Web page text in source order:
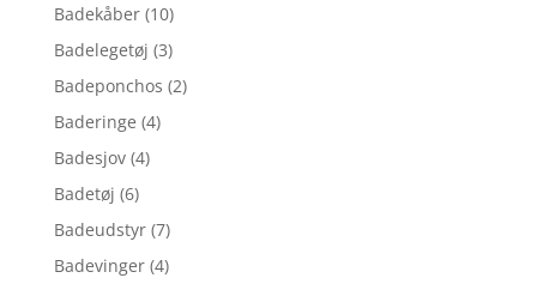
Badekåber (10)
Badelegetøj (3)
Badeponchos (2)
Baderinge (4)
Badesjov (4)
Badetøj (6)
Badeudstyr (7)
Badevinger (4)